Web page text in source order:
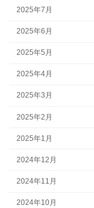
2025年7月
2025年6月
2025年5月
2025年4月
2025年3月
2025年2月
2025年1月
2024年12月
2024年11月
2024年10月